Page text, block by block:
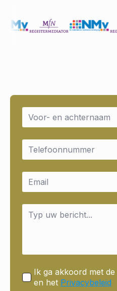
Name
Email
Email
Message
Ik ga akkoord met de
en het Privacybeleid